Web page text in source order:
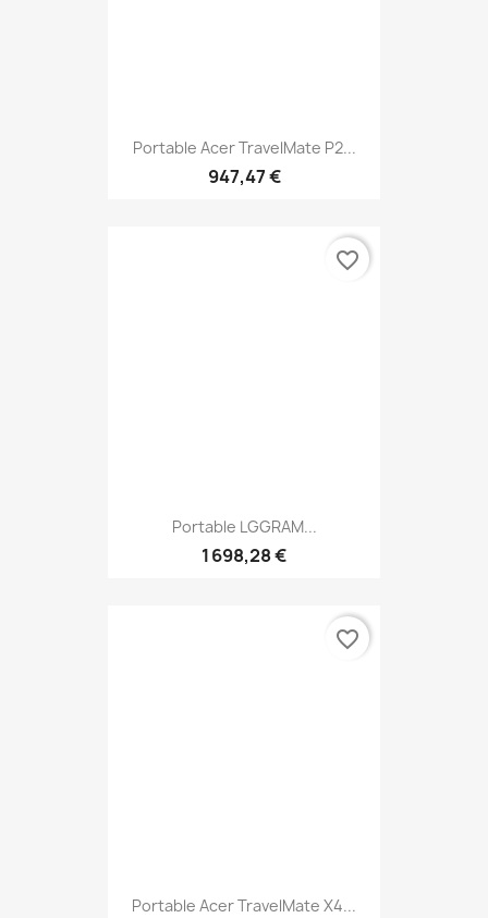
Portable Acer TravelMate P2...
947,47 €
Portable LGGRAM...
1 698,28 €
favorite_border
Portable Acer TravelMate X4...
favorite_border